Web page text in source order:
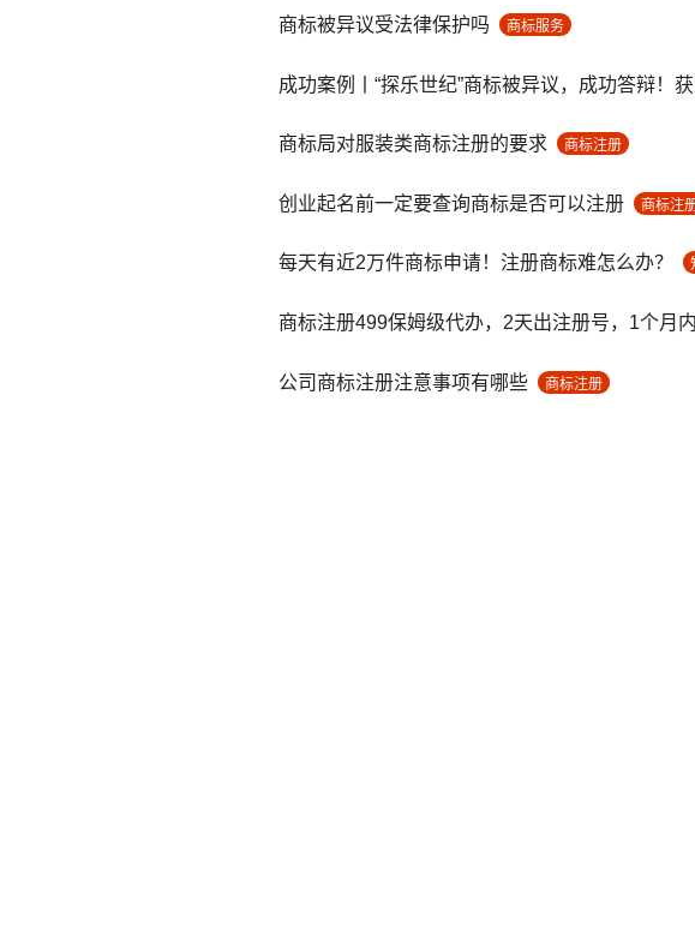
商标被异议受法律保护吗 商标服务
成功案例丨“探乐世纪”商标被异议，成功答辩！获
商标局对服装类商标注册的要求 商标注册
创业起名前一定要查询商标是否可以注册 商标注
每天有近2万件商标申请！注册商标难怎么办？
商标注册499保姆级代办，2天出注册号，1个月内
公司商标注册注意事项有哪些 商标注册